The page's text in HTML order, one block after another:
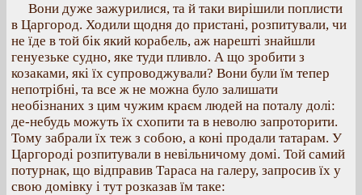
Вони дуже зажурилися, та й таки вирішили поплисти
в Царгород. Ходили щодня до пристані, розпитували, чи
не їде в той бік який корабель, аж нарешті знайшли
генуезьке судно, яке туди пливло. А що зробити з
козаками, які їх супроводжували? Вони були їм тепер
непотрібні, та все ж не можна було залишати
необізнаних з цим чужим краєм людей на поталу долі:
де-небудь можуть їх схопити та в неволю запроторити.
Тому забрали їх теж з собою, а коні продали татарам. У
Царгороді розпитували в невільничому домі. Той самий
потурнак, що відправив Тараса на галеру, запросив їх у
свою домівку і тут розказав їм таке: